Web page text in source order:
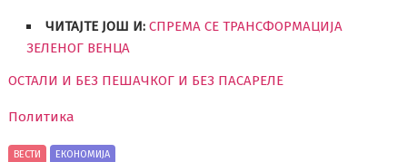
ЧИТАЈТЕ ЈОШ И:СПРЕМА СЕ ТРАНСФОРМАЦИЈА
ЗЕЛЕНОГ ВЕНЦА
ОСТАЛИ И БЕЗ ПЕШАЧКОГ И БЕЗ ПАСАРЕЛЕ
Политика
ВЕСТИ ЕКОНОМИЈА